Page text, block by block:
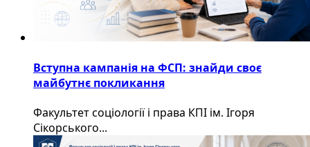
Вступна кампанія на ФСП: знайди своє
майбутнє покликання
Факультет соціології і права КПІ ім. Ігоря
Сікорського...